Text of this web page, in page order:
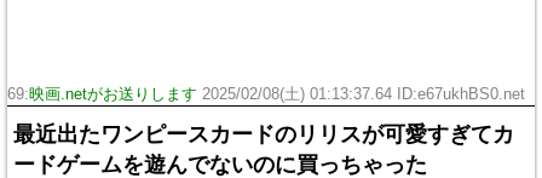
69:映画.netがお送りします 2025/02/08(土) 01:13:37.64 ID:e67ukhBS0.net
最近出たワンピースカードのリリスが可愛すぎてカ
ードゲームを遊んでないのに買っちゃった